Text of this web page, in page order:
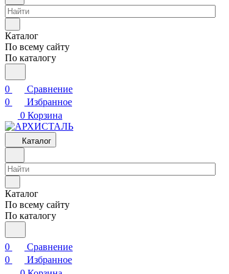
Каталог
По всему сайту
По каталогу
0
Сравнение
0
Избранное
0 Корзина
Каталог
Каталог
По всему сайту
По каталогу
0
Сравнение
0
Избранное